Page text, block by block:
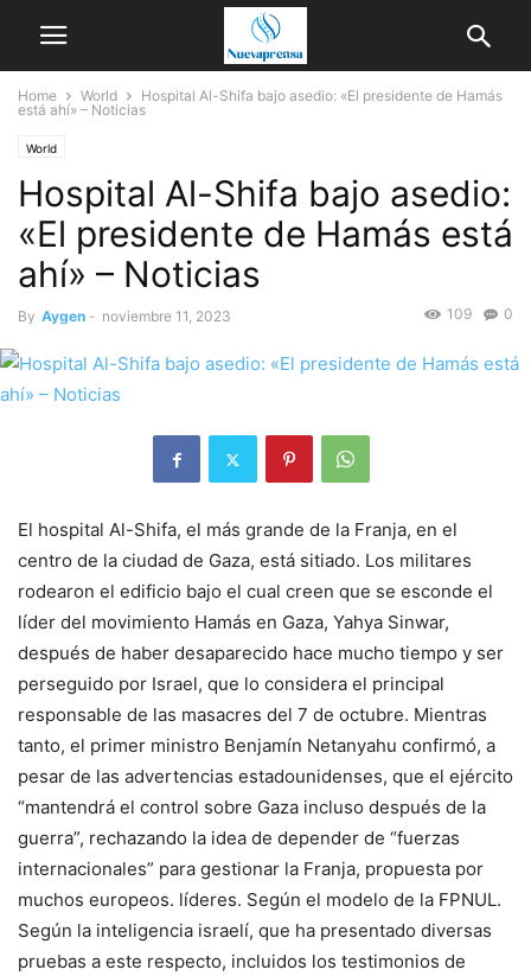
Home World
Hospital Al-Shifa bajo asedio: «El presidente de Hamás
está ahí» – Noticias
World
Hospital Al-Shifa bajo asedio:
«El presidente de Hamás está
ahí» – Noticias
By Aygen - noviembre 11, 2023 0
109
El hospital Al-Shifa, el más grande de la Franja, en el
centro de la ciudad de Gaza, está sitiado. Los militares
rodearon el edificio bajo el cual creen que se esconde el
líder del movimiento Hamás en Gaza, Yahya Sinwar,
después de haber desaparecido hace mucho tiempo y ser
perseguido por Israel, que lo considera el principal
responsable de las masacres del 7 de octubre. Mientras
tanto, el primer ministro Benjamín Netanyahu confirmó, a
pesar de las advertencias estadounidenses, que el ejército
“mantendrá el control sobre Gaza incluso después de la
guerra”, rechazando la idea de depender de “fuerzas
internacionales” para gestionar la Franja, propuesta por
muchos europeos. líderes. Según el modelo de la FPNUL.
Según la inteligencia israelí, que ha presentado diversas
pruebas a este respecto, incluidos los testimonios de